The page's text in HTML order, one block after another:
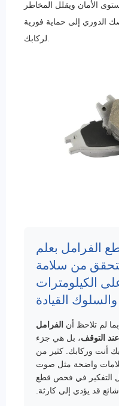
الأمان ويقلل المخاطر
الدوري إلى حماية فورية
لركابك.
الفرامل بعلم
من سلامة
الكيلومترات
والسلوك القيادة
لم تلاحظ أن الفرامل
التوقف، بل هي جزء
أنت وركابك. كثير من
واضحة مثل صوت
التفكير في فحص قطع
قد يؤدي إلى كارثة.